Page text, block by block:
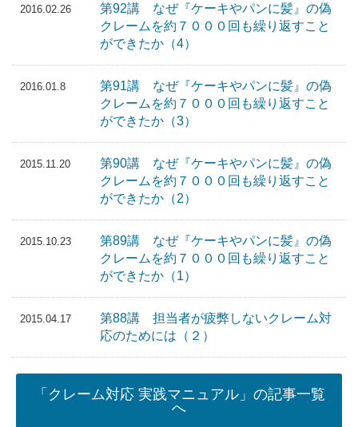
2016.02.26
第92講 なぜ『ケーキやパンに髪』の偽
クレームを約７０００回も繰り返すこと
ができたか（4）
2016.01.8
第91講 なぜ『ケーキやパンに髪』の偽
クレームを約７０００回も繰り返すこと
ができたか（3）
2015.11.20
第90講 なぜ『ケーキやパンに髪』の偽
クレームを約７０００回も繰り返すこと
ができたか（2）
2015.10.23
第89講 なぜ『ケーキやパンに髪』の偽
クレームを約７０００回も繰り返すこと
ができたか（1）
2015.04.17
第88講 担当者が疲弊しないクレーム対
応のためには（２）
「クレーム対応 実践マニュアル」の記事一覧
へ